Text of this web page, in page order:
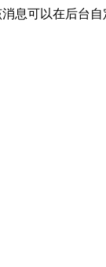
息可以在后台自